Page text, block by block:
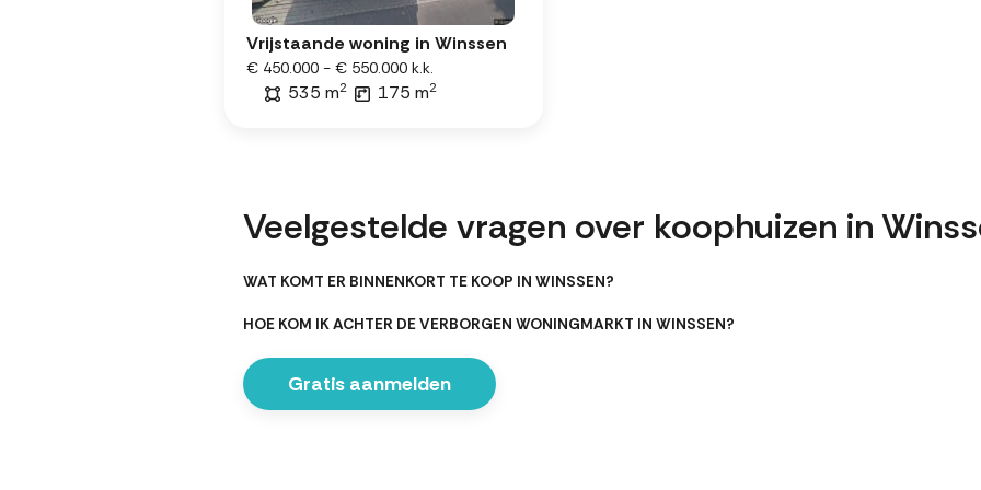
Vrijstaande woning in Winssen
€ 450.000 - € 550.000 k.k.
535 m2 175 m2
Veelgestelde vragen over koophuizen in
WAT KOMT ER BINNENKORT TE KOOP IN WINSSEN?
HOE KOM IK ACHTER DE VERBORGEN WONINGMARKT IN WINSSEN?
Gratis aanmelden